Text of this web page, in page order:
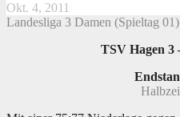
Okt. 4, 2011
Landesliga 3 Damen (Spieltag 01)
TSV Hagen 3